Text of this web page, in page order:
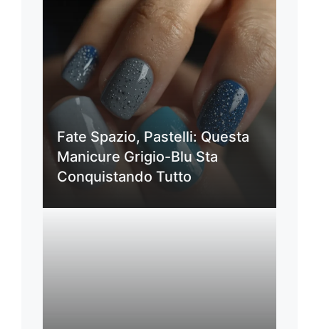
Fate Spazio, Pastelli: Questa
Manicure Grigio-Blu Sta
Conquistando Tutto